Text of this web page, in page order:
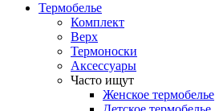
Термобелье
Комплект
Верх
Термоноски
Аксессуары
Часто ищут
Женское термобелье